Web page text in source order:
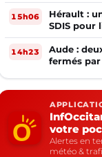
15h06
Hérault :
SDIS pour
volontaires
14h23
Aude :
fermés
votre
Alertes en
météo &